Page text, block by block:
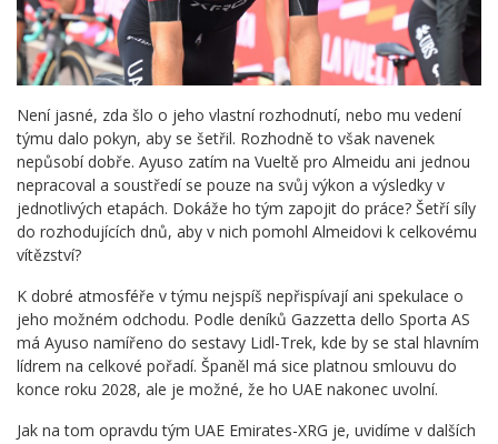
Není jasné, zda šlo o jeho vlastní rozhodnutí, nebo mu vedení
týmu dalo pokyn, aby se šetřil. Rozhodně to však navenek
nepůsobí dobře. Ayuso zatím na Vueltě pro Almeidu ani jednou
nepracoval a soustředí se pouze na svůj výkon a výsledky v
jednotlivých etapách. Dokáže ho tým zapojit do práce? Šetří síly
do rozhodujících dnů, aby v nich pomohl Almeidovi k celkovému
vítězství?
K dobré atmosféře v týmu nejspíš nepřispívají ani spekulace o
jeho možném odchodu. Podle deníků Gazzetta dello Sporta AS
má Ayuso namířeno do sestavy Lidl-Trek, kde by se stal hlavním
lídrem na celkové pořadí. Španěl má sice platnou smlouvu do
konce roku 2028, ale je možné, že ho UAE nakonec uvolní.
Jak na tom opravdu tým UAE Emirates-XRG je, uvidíme v dalších